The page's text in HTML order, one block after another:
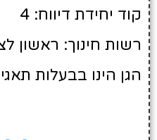
קוד יחידת דיווח: 4
רשות חינוך: ראשון
הגן הינו בבעלות